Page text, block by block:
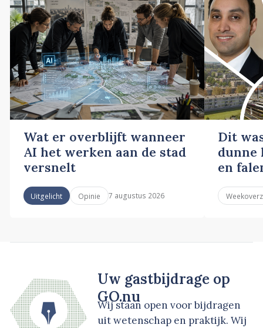
Wat er overblijft wanneer
AI het werken aan de stad
versnelt
Uitgelicht Opinie 7 augustus 2026
Dit
dunne
en
Uw gastbijdrage op
GO.nu
Wij staan open voor bijdragen
uit wetenschap en praktijk. Wij